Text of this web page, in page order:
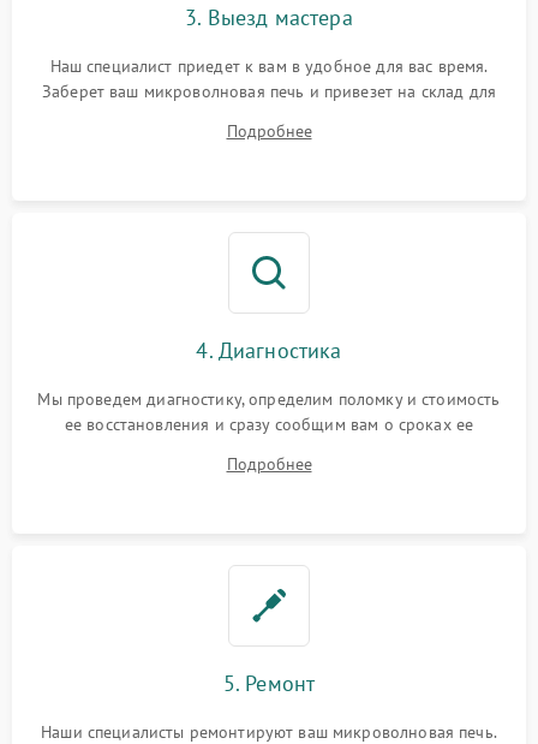
3. Выезд мастера
Наш специалист приедет к вам в удобное для вас время.
Заберет ваш микроволновая печь и привезет на склад для
Подробнее
4. Диагностика
Мы проведем диагностику, определим поломку и стоимость
ее восстановления и сразу сообщим вам о сроках ее
Подробнее
5. Ремонт
Наши специалисты ремонтируют ваш микроволновая печь.